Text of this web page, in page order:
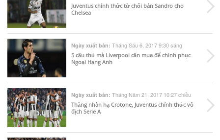
Juventus chính thức từ chối bán Sandro cho
Chelsea
Ngày xuất bản: Tháng Sáu 6, 2017 9:30 sáng
5 cầu thủ mà Liverpool cần mua để chinh phục
Ngoại Hạng Anh
Ngày xuất bản: Tháng Năm 21, 2017 10:27 chiều
Thắng nhàn hạ Crotone, Juventus chính thức vô
địch Serie A